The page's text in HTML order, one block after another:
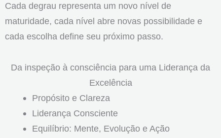
Cada degrau representa um novo nível de
maturidade, cada nível abre novas possibilidade e
cada escolha define seu próximo passo.
Da inspeção à consciência para uma Liderança da
Excelência
Propósito e Clareza
Liderança Consciente
Equilíbrio: Mente, Evolução e Ação